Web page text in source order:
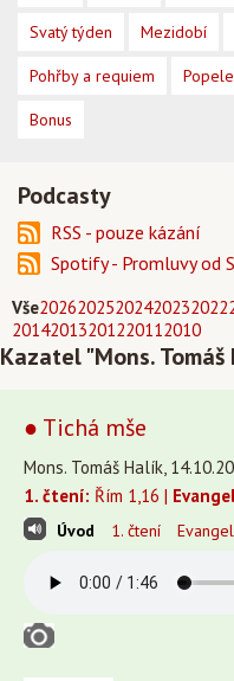
Vše20262025202420232022
20142013201220112010
Kazatel "Mons.
● Tichá mše
Mons. Tomáš Halík,
1. čtení: Řím 1,16 |
Úvod 1. čtení
Svatý týden Mezidobí
Pohřby a requiem
Bonus
Podcasty
RSS - pouze kázání
Spotify - Promluvy od